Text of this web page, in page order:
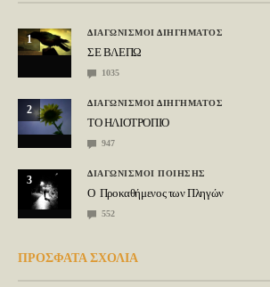
1
ΔΙΑΓΩΝΙΣΜΟΙ ΔΙΗΓΗΜΑΤΟΣ
ΣΕ ΒΛΕΠΩ
1035
2
ΔΙΑΓΩΝΙΣΜΟΙ ΔΙΗΓΗΜΑΤΟΣ
ΤΟ ΗΛΙΟΤΡΟΠΙΟ
947
3
ΔΙΑΓΩΝΙΣΜΟΙ ΠΟΙΗΣΗΣ
Ο Προκαθήμενος των Πληγών
552
ΠΡΟΣΦΑΤΑ ΣΧΟΛΙΑ